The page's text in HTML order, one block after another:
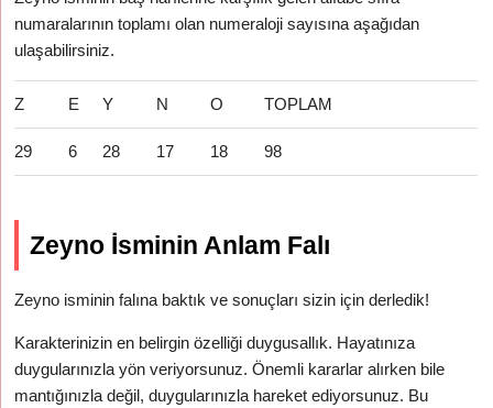
numaralarının toplamı olan numeraloji sayısına aşağıdan
ulaşabilirsiniz.
Z E Y N O TOPLAM
29 6 28 17 18 98
Zeyno İsminin Anlam Falı
Zeyno isminin falına baktık ve sonuçları sizin için derledik!
Karakterinizin en belirgin özelliği duygusallık. Hayatınıza
duygularınızla yön veriyorsunuz. Önemli kararlar alırken bile
mantığınızla değil, duygularınızla hareket ediyorsunuz. Bu